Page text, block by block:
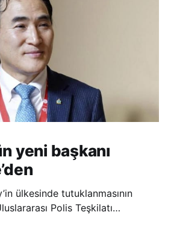
yeni başkanı
ülkesinde tutuklanmasının
Polis Teşkilatı